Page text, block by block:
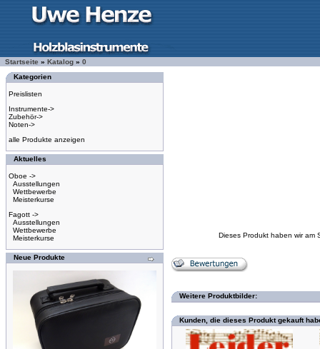
Startseite » Katalog » 0
Kategorien
Preislisten
Instrumente->
Zubehör->
Noten->
alle Produkte anzeigen
Aktuelles
Oboe ->
Ausstellungen
Wettbewerbe
Meisterkurse
Fagott ->
Ausstellungen
Wettbewerbe
Meisterkurse
Neue Produkte
Dieses Produkt haben wir am
Weitere Produktbilder:
Kunden, die dieses Produkt gekauft